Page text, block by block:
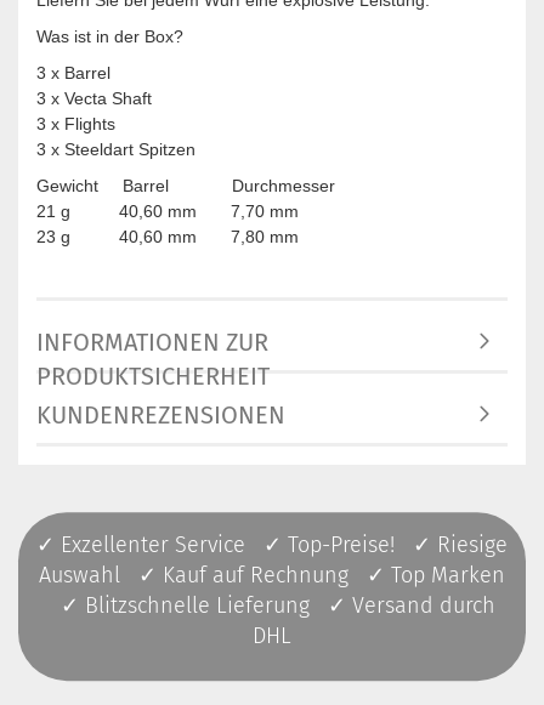
Was ist in der Box?
3 x Barrel
3 x Vecta Shaft
3 x Flights
3 x Steeldart Spitzen
Gewicht Barrel Durchmesser
21 g 40,60 mm 7,70 mm
23 g 40,60 mm 7,80 mm
INFORMATIONEN ZUR
PRODUKTSICHERHEIT
KUNDENREZENSIONEN
✓ Exzellenter Service ✓ Top-Preise! ✓ Riesige
Auswahl ✓ Kauf auf Rechnung ✓ Top Marken
✓ Blitzschnelle Lieferung ✓ Versand durch
DHL